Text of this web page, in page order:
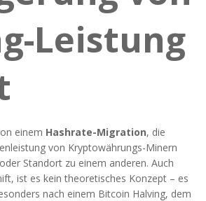
Leistung
einem Hashrate-Migration, die
von Kryptowährungs-Minern
Standort zu einem anderen. Auch
, ist es kein theoretisches Konzept – es
nach einem Bitcoin Halving, dem